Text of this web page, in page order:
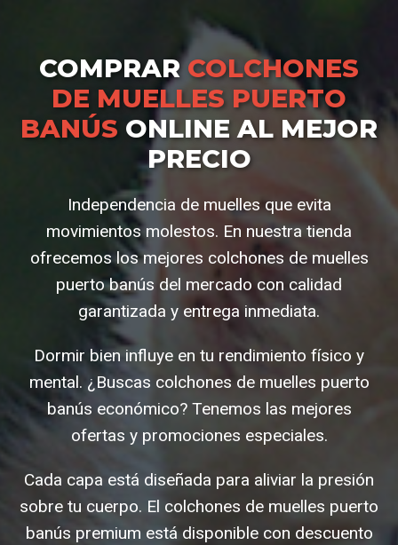
COMPRARCOLCHONES
DE MUELLES PUERTO
BANÚS ONLINE AL MEJOR
PRECIO
Independencia de muelles que evita
movimientos molestos. En nuestra tienda
ofrecemos los mejores colchones de muelles
puerto banús del mercado con calidad
garantizada y entrega inmediata.
Dormir bien influye en tu rendimiento físico y
mental. ¿Buscas colchones de muelles puerto
banús económico? Tenemos las mejores
ofertas y promociones especiales.
Cada capa está diseñada para aliviar la presión
sobre tu cuerpo. El colchones de muelles puerto
banús premium está disponible con descuento